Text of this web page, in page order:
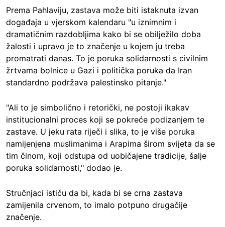
Prema Pahlaviju, zastava može biti istaknuta izvan
događaja u vjerskom kalendaru "u iznimnim i
dramatičnim razdobljima kako bi se obilježilo doba
žalosti i upravo je to značenje u kojem ju treba
promatrati danas. To je poruka solidarnosti s civilnim
žrtvama bolnice u Gazi i politička poruka da Iran
standardno podržava palestinsko pitanje."
"Ali to je simbolično i retorički, ne postoji ikakav
institucionalni proces koji se pokreće podizanjem te
zastave. U jeku rata riječi i slika, to je više poruka
namijenjena muslimanima i Arapima širom svijeta da se
tim činom, koji odstupa od uobičajene tradicije, šalje
poruka solidarnosti," dodao je.
Stručnjaci ističu da bi, kada bi se crna zastava
zamijenila crvenom, to imalo potpuno drugačije
značenje.